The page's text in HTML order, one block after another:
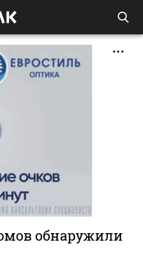
обнаружили